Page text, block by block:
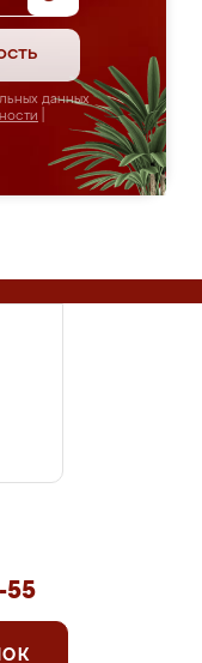
данных
55